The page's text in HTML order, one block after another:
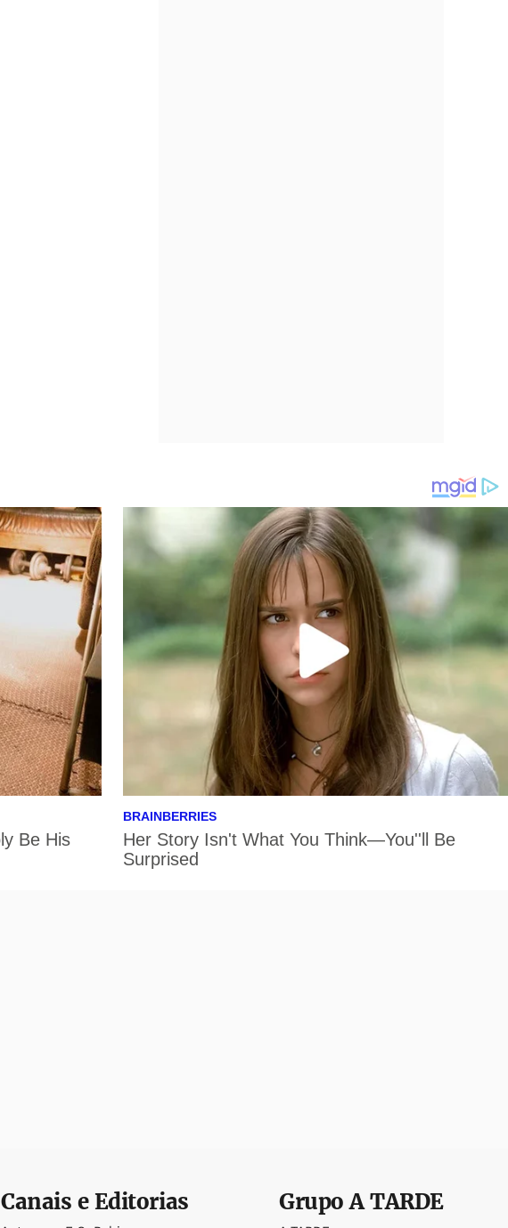
Canais e Editorias GrupoA TARDE